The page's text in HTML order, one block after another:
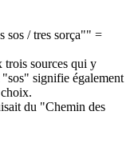
sos / tres sorça"" =
sources qui y
signifie également
du "Chemin des